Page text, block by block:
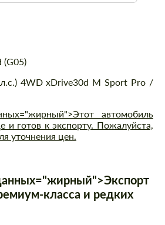
4WD xDrive30d M Sport Pro /
автомобиль
и готов к экспорту. Пожалуйста,
уточнения цен.
класса и редких